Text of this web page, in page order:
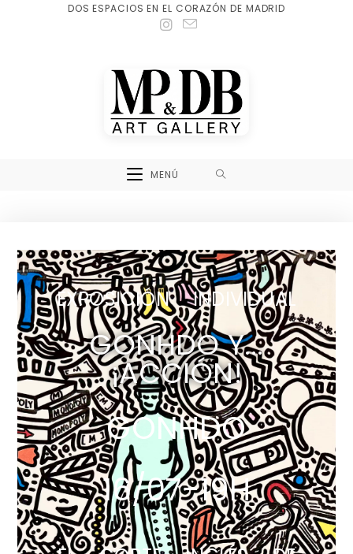
DOS ESPACIOS EN EL CORAZÓN DE MADRID
MENÚ
EXPOSICIÓN INDIVIDUAL
GONHDO Y...
¡ACCIÓN!
GONHDO
16/07-19H